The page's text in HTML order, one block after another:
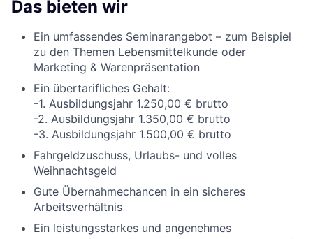
Das bieten wir
Ein umfassendes Seminarangebot – zum Beispiel
zu den Themen Lebensmittelkunde oder
Marketing & Warenpräsentation
Ein übertarifliches Gehalt:
-1. Ausbildungsjahr 1.250,00 € brutto
-2. Ausbildungsjahr 1.350,00 € brutto
-3. Ausbildungsjahr 1.500,00 € brutto
Fahrgeldzuschuss, Urlaubs- und volles
Weihnachtsgeld
Gute Übernahmechancen in ein sicheres
Arbeitsverhältnis
Ein leistungsstarkes und angenehmes